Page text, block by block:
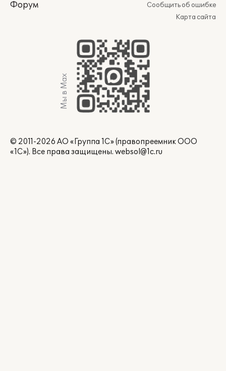
Форум
Сообщить об ошибке
Карта сайта
Мы в Max
© 2011-2026 АО «Группа 1С» (правопреемник ООО
«1С»). Все права защищены. websol@1c.ru